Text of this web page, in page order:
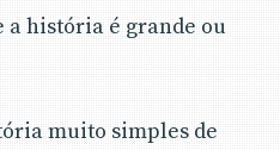
a história é grande ou
muito simples de